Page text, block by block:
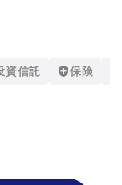
資信託 保険